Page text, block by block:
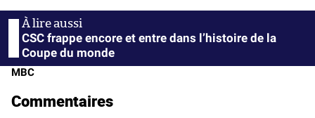
CSC frappe encore et entre dans l’histoire de la
Coupe du monde
MBC
Commentaires